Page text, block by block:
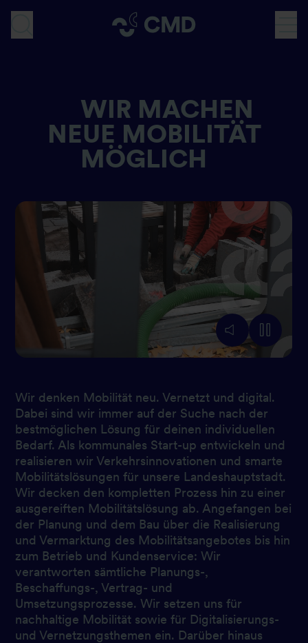
InhaltSUCHE
WIR MACHEN
NEUE MOBILITÄT
MÖGLICH
MÖGLICH
Wir denken Mobilität neu. Vernetzt und digital.
Dabei sind wir immer auf der Suche nach der
bestmöglichen Lösung für deinen individuellen
Bedarf. Als kommunales Start-up entwickeln und
realisieren wir Verkehrsinnovationen und smarte
Mobilitätslösungen für unsere Landeshauptstadt.
Wir decken den kompletten Prozess hin zu einer
ausgereiften Mobilitätslösung ab. Angefangen bei
der Planung und dem Bau über die Realisierung
und Vermarktung des Mobilitätsangebotes bis hin
zum Betrieb und Kundenservice: Wir
verantworten sämtliche Planungs-,
Beschaffungs-, Vertrag- und
Umsetzungsprozesse. Wir setzen uns für
nachhaltige Mobilität sowie für Digitalisierungs-
und Vernetzungsthemen ein. Darüber hinaus